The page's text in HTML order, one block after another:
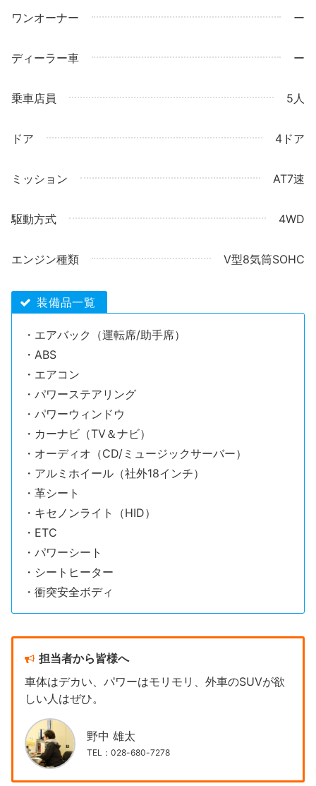
ワンオーナー ー
ディーラー車 ー
乗車店員 5人
ドア 4ドア
ミッション AT7速
駆動方式 4WD
エンジン種類 V型8気筒SOHC
装備品一覧
・エアバック（運転席/助手席）
・ABS
・エアコン
・パワーステアリング
・パワーウィンドウ
・カーナビ（TV＆ナビ）
・オーディオ（CD/ミュージックサーバー）
・アルミホイール（社外18インチ）
・革シート
・キセノンライト（HID）
・ETC
・パワーシート
・シートヒーター
・衝突安全ボディ
担当者から皆様へ
車体はデカい、パワーはモリモリ、外車のSUVが欲
しい人はぜひ。
野中 雄太
TEL：028-680-7278